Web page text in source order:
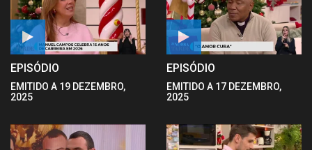
EPISÓDIO
EMITIDO A 19 DEZEMBRO,
2025
EPISÓDIO
EMITIDO A 17 DEZEMBRO,
2025